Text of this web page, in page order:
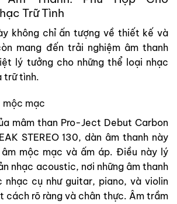
Trữ Tình
không chỉ ấn tượng về thiết kế và
mang đến trải nghiệm âm thanh
lý tưởng cho những thể loại nhạc
trữ tình.
mộc mạc
mâm than Pro-Ject Debut Carbon
STEREO 130, dàn âm thanh này
mộc mạc và ấm áp. Điều này lý
nhạc acoustic, nơi những âm thanh
nhạc cụ như guitar, piano, và violin
cách rõ ràng và chân thực. Âm trầm